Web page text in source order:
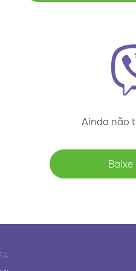
Ainda não